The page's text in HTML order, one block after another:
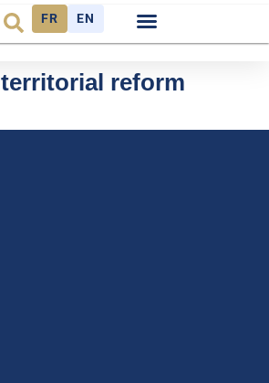
FR EN
territorial reform